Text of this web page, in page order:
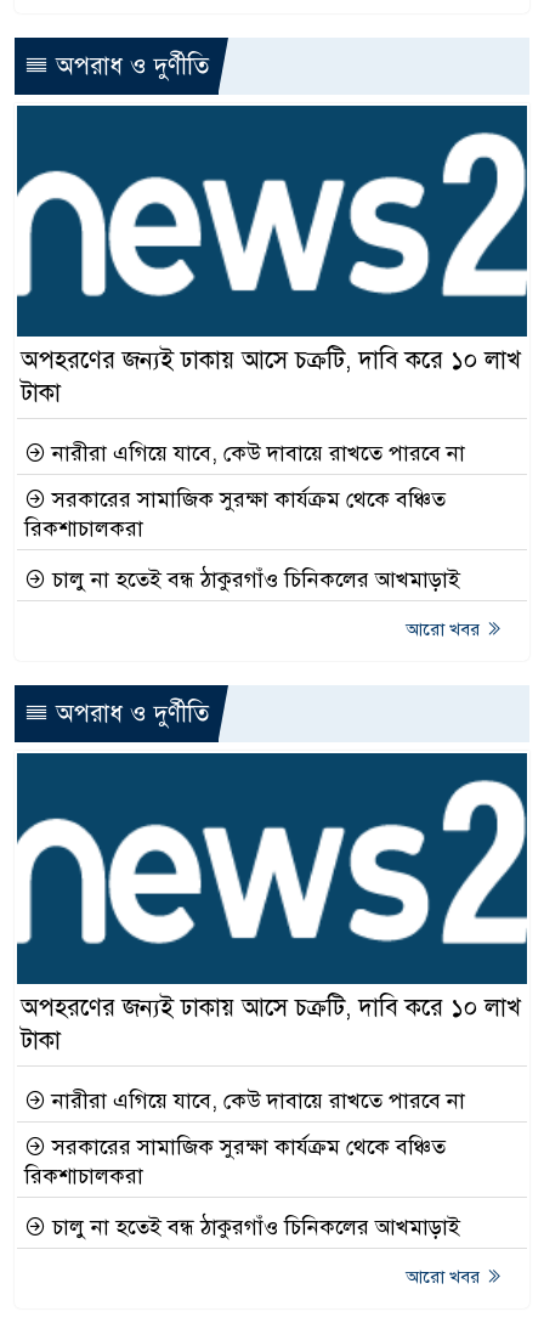
অপরাধ ও দুর্ণীতি
অপহরণের জন্যই ঢাকায় আসে চক্রটি, দাবি করে ১০ লাখ
টাকা
নারীরা এগিয়ে যাবে, কেউ দাবায়ে রাখতে পারবে না
সরকারের সামাজিক সুরক্ষা কার্যক্রম থেকে বঞ্চিত
রিকশাচালকরা
চালু না হতেই বন্ধ ঠাকুরগাঁও চিনিকলের আখমাড়াই
আরো খবর
অপরাধ ও দুর্ণীতি
অপহরণের জন্যই ঢাকায় আসে চক্রটি, দাবি করে ১০ লাখ
টাকা
নারীরা এগিয়ে যাবে, কেউ দাবায়ে রাখতে পারবে না
সরকারের সামাজিক সুরক্ষা কার্যক্রম থেকে বঞ্চিত
রিকশাচালকরা
চালু না হতেই বন্ধ ঠাকুরগাঁও চিনিকলের আখমাড়াই
আরো খবর